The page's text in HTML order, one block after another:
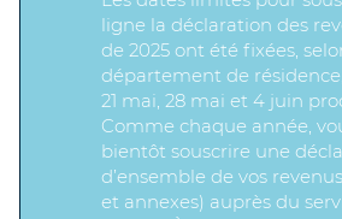
ligne la déclaration des
de 2025 ont été fixées,
département de
21 mai, 28 mai et 4 juin
Comme chaque année,
bientôt souscrire une
d’ensemble de vos
et annexes) auprès du